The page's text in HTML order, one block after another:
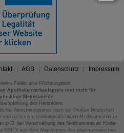
AGB Datenschutz Impressum
Felder sind Pflichtangaben.
Apothekenverkaufspreis und nicht für
Medikamente.
des Herstellers.
Abrechnungspreis nach der Großen Deutschen
von nicht verschreibungspflichtigen Medikamenten zu
(z.B. bei Verschreibung des Medikaments an Kinder
SGB V aus dem Abgabepreis des pharmazeutischen